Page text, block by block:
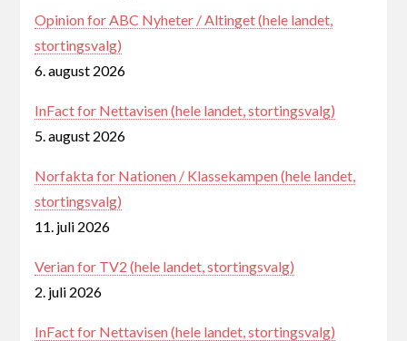
Opinion for ABC Nyheter / Altinget (hele landet,
stortingsvalg)
6. august 2026
InFact for Nettavisen (hele landet, stortingsvalg)
5. august 2026
Norfakta for Nationen / Klassekampen (hele landet,
stortingsvalg)
11. juli 2026
Verian for TV2 (hele landet, stortingsvalg)
2. juli 2026
InFact for Nettavisen (hele landet, stortingsvalg)